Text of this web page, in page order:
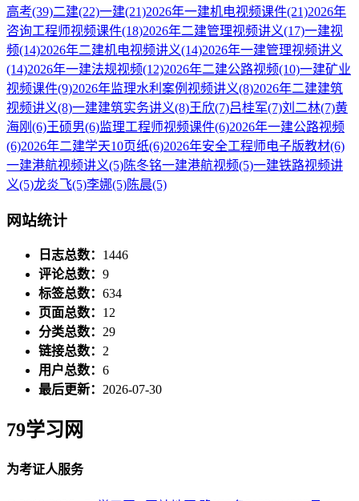
高考(39)二建(22)一建(21)2026年一建机电视频课件(21)2026年
咨询工程师视频课件(18)2026年二建管理视频讲义(17)一建视
频(14)2026年二建机电视频讲义(14)2026年一建管理视频讲义
(14)2026年一建法规视频(12)2026年二建公路视频(10)一建矿业
视频课件(9)2026年监理水利案例视频讲义(8)2026年二建建筑
视频讲义(8)一建建筑实务讲义(8)王欣(7)吕桂军(7)刘二林(7)黄
海刚 (6)王硕男(6)监理工程师视频课件(6)2026年一建公路视频
(6)2026年二建学天10页纸(6)2026年安全工程师电子版教材(6)
一建港航视频讲义(5)陈冬铭一建港航视频(5)一建铁路视频讲
义(5)龙炎飞(5)李娜(5)陈晨(5)
网站统计
日志总数： 1446
评论总数： 9
标签总数： 634
页面总数： 12
分类总数： 29
链接总数： 2
用户总数： 6
最后更新： 2026-07-30
79学习网
为考证人服务